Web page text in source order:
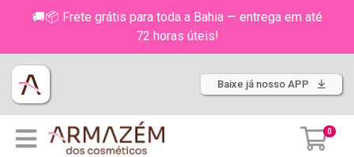
🚚📦 Frete grátis para toda a Bahia — entrega em até
72 horas úteis!
Baixe já nosso APP
0